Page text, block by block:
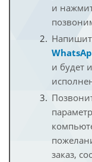
и
и будет
заказ,